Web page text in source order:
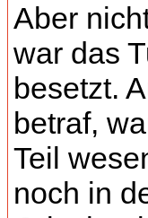
Aber
war das
besetzt.
betraf,
Teil
noch in